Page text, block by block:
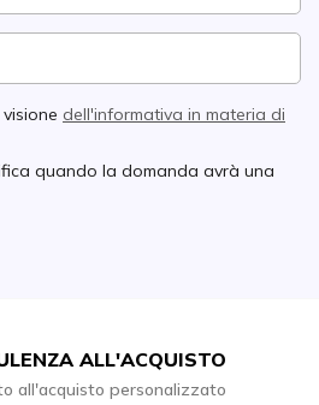
dell'informativa in materia di
quando la domanda avrà una
ALL'ACQUISTO
all'acquisto personalizzato